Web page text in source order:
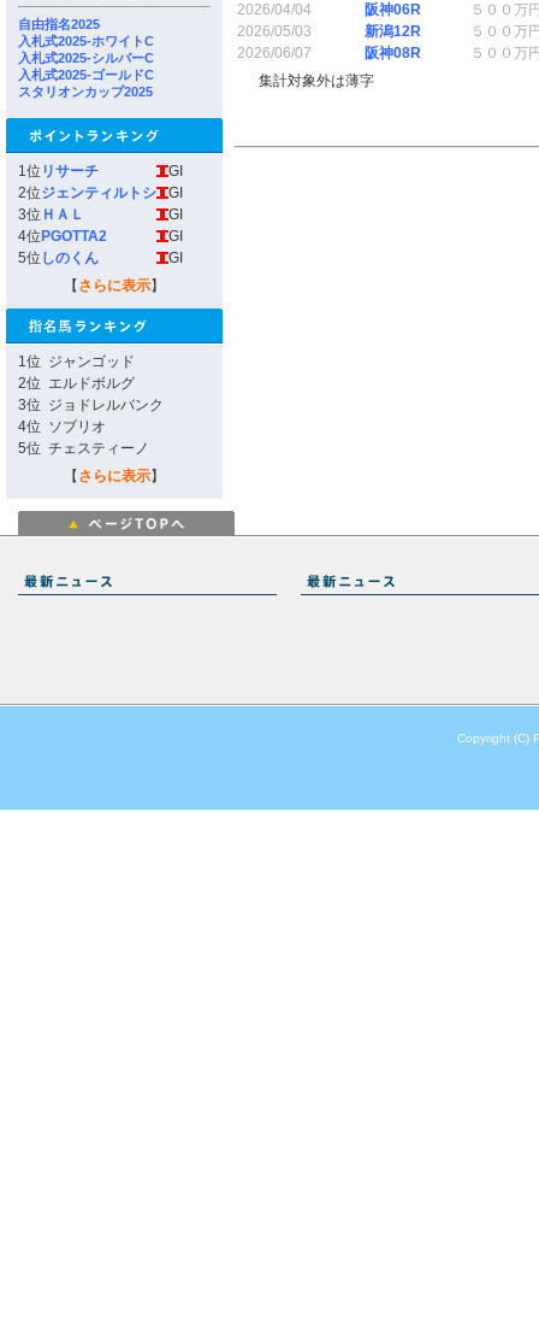
自由指名2025
入札式2025-ホワイトC
入札式2025-シルバーC
入札式2025-ゴールドC
スタリオンカップ2025
1位 リサーチ
GI
2位ジェンティルトシ
GI
3位 ＨＡＬ
GI
4位 PGOTTA2
GI
5位 しのくん
GI
【 さらに表示】
1位 ジャンゴッド
2位 エルドボルグ
3位 ジョドレルバンク
4位 ソブリオ
5位 チェスティーノ
【 さらに表示】
2026/04/04
阪神06R
５００万
2026/05/03
新潟12R
５００万
2026/06/07
阪神08R
５００万
集計対象外は薄字
Copyright (C)